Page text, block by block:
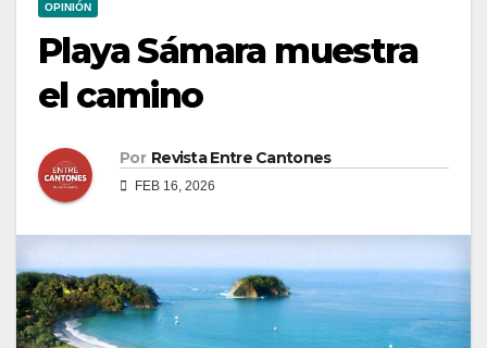
OPINIÓN
Playa Sámara muestra
el camino
Por Revista Entre Cantones
FEB 16, 2026